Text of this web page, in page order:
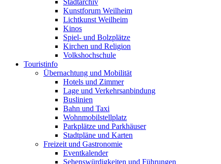
Kunstforum Weilheim
Lichtkunst Weilheim
Kinos
Spiel- und Bolzplätze
Kirchen und Religion
Volkshochschule
Touristinfo
Übernachtung und Mobilität
Hotels und Zimmer
Lage und Verkehrsanbindung
Buslinien
Bahn und Taxi
Wohnmobilstellplatz
Parkplätze und Parkhäuser
Stadtpläne und Karten
Freizeit und Gastronomie
Eventkalender
Sehenswürdigkeiten und Führungen